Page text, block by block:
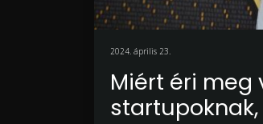
2024. április 23.
Miért éri